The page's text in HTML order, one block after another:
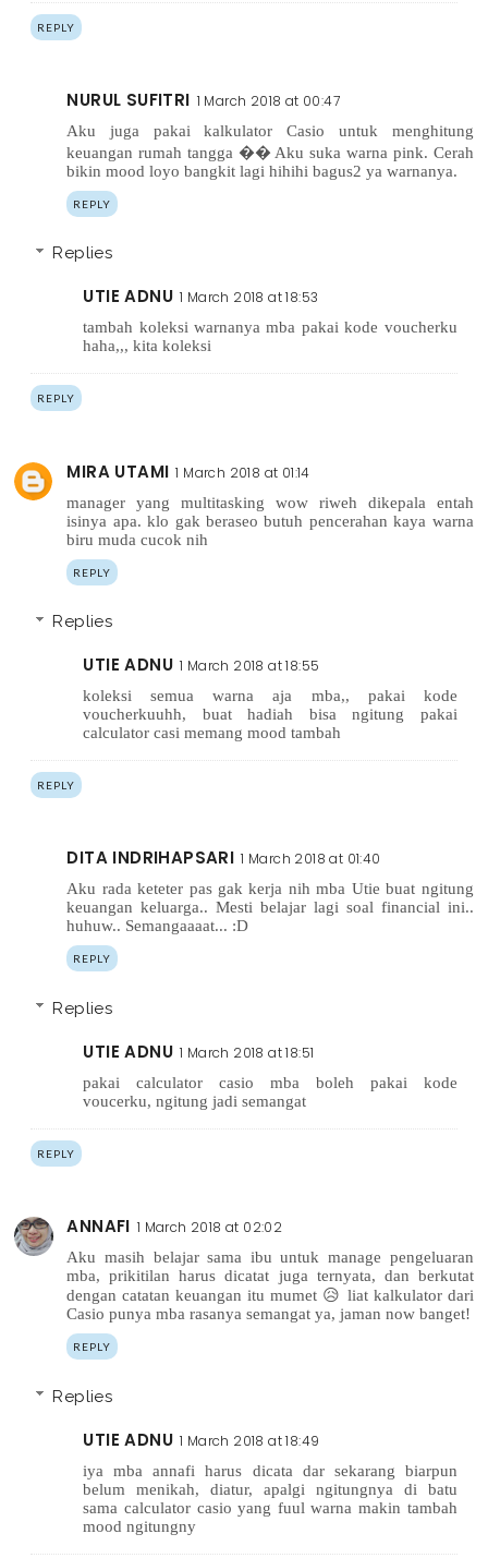
REPLY
NURUL SUFITRI 1 March 2018 at 00:47
Aku juga pakai kalkulator Casio untuk menghitung
keuangan rumah tangga �� Aku suka warna pink. Cerah
bikin mood loyo bangkit lagi hihihi bagus2 ya warnanya.
REPLY
Replies
UTIE ADNU 1 March 2018 at 18:53
tambah koleksi warnanya mba pakai kode voucherku
haha,,, kita koleksi
REPLY
MIRA UTAMI 1 March 2018 at 01:14
manager yang multitasking wow riweh dikepala entah
isinya apa. klo gak beraseo butuh pencerahan kaya warna
biru muda cucok nih
REPLY
Replies
UTIE ADNU 1 March 2018 at 18:55
koleksi semua warna aja mba,, pakai kode
voucherkuuhh, buat hadiah bisa ngitung pakai
calculator casi memang mood tambah
REPLY
DITA INDRIHAPSARI 1 March 2018 at 01:40
Aku rada keteter pas gak kerja nih mba Utie buat ngitung
keuangan keluarga.. Mesti belajar lagi soal financial ini..
huhuw.. Semangaaaat... :D
REPLY
Replies
UTIE ADNU 1 March 2018 at 18:51
pakai calculator casio mba boleh pakai kode
voucerku, ngitung jadi semangat
REPLY
ANNAFI 1 March 2018 at 02:02
Aku masih belajar sama ibu untuk manage pengeluaran
mba, prikitilan harus dicatat juga ternyata, dan berkutat
dengan catatan keuangan itu mumet 😥 liat kalkulator dari
Casio punya mba rasanya semangat ya, jaman now banget!
REPLY
Replies
UTIE ADNU 1 March 2018 at 18:49
iya mba annafi harus dicata dar sekarang biarpun
belum menikah, diatur, apalgi ngitungnya di batu
sama calculator casio yang fuul warna makin tambah
mood ngitungny